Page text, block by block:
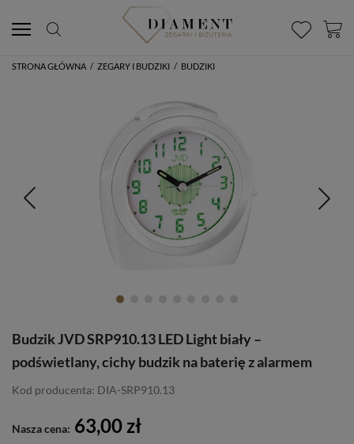
STRONA GŁÓWNA / ZEGARY I BUDZIKI / BUDZIKI
Budzik JVD SRP910.13 LED Light biały –
podświetlany, cichy budzik na baterię z alarmem
Kod producenta: DIA-SRP910.13
Nasza cena: 63,00 zł